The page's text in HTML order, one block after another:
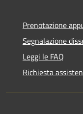
Prenotazione
Segnalazione
Leggi le FAQ
Richiesta